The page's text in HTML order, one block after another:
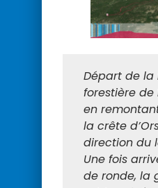
Départ de la
forestière de
en
la crête
direction du
Une fois
de ronde, la